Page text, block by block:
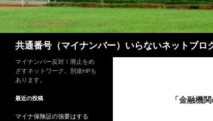
共通番号（マイナンバー）いらないネットブロ
「金融機
マイナンバー反対！廃止をめ
ざすネットワーク。別途HPも
あります。
最近の投稿
マイナ保険証の強要はする